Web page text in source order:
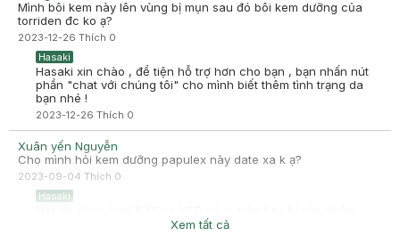
Mình bôi kem này lên vùng bị mụn sau đó bôi kem dưỡng của
torriden đc ko ạ?
2023-12-26 Thích 0
Hasaki
Hasaki xin chào , để tiện hỗ trợ hơn cho bạn , bạn nhấn nút
phần "chat với chúng tôi" cho mình biết thêm tình trạng da
bạn nhé !
2023-12-26 Thích 0
Xuân yến Nguyễn
Cho mình hỏi kem dưỡng papulex này date xa k ạ?
2023-09-04 Thích 0
Hasaki
Các sản phẩm tại shop đều là hàng mới nhập về nên HSD đều
Xem tất cả